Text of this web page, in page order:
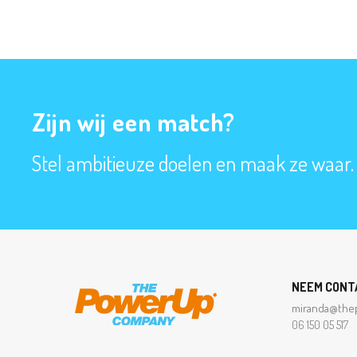
Zijn wij een match?
Stel ambitieuze doelen en maak ze
NEEM
06 150 05 517